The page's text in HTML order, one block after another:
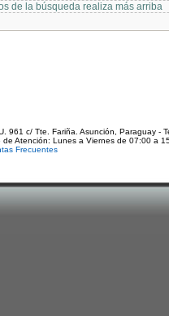
de la búsqueda realiza más arriba
961 c/ Tte. Fariña. Asunción, Paraguay -
de Atención: Lunes a Viernes de 07:00 a
Frecuentes